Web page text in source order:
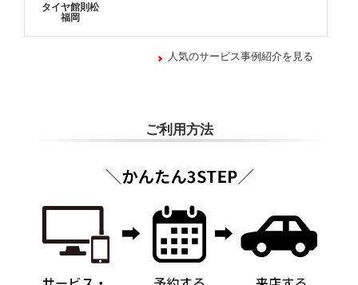
タイヤ館則松
福岡
人気のサービス事例紹介を見る
ご利用方法